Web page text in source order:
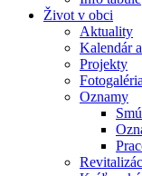
Život v obci
Aktuality
Kalendár
Projekty
Fotogaléria
Oznamy